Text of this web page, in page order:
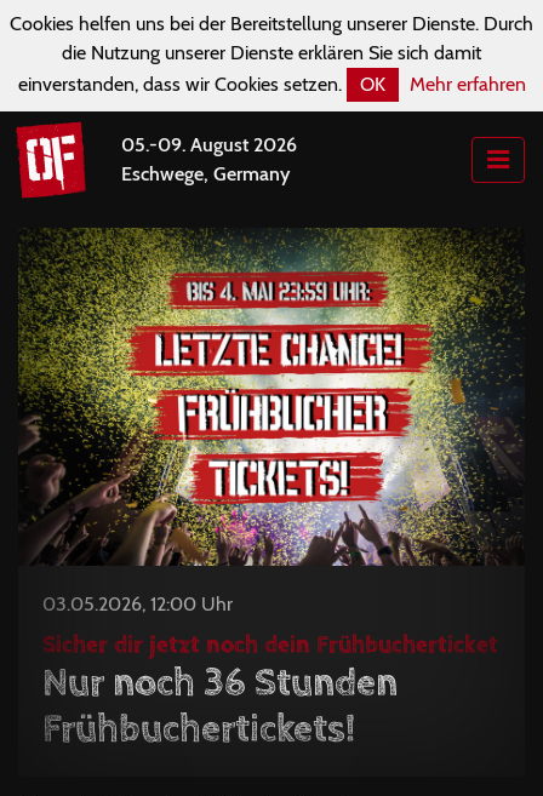
Cookies helfen uns bei der Bereitstellung unserer Dienste. Durch
die Nutzung unserer Dienste erklären Sie sich damit
einverstanden, dass wir Cookies setzen.
OK Mehr erfahren
05.-09. August 2026
Eschwege, Germany
03.05.2026, 12:00 Uhr
Sicher dir jetzt noch dein Frühbucherticket
Nur noch 36 Stunden
Frühbuchertickets!